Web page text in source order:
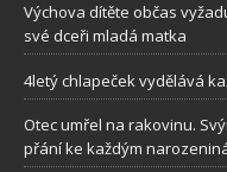
Výchova dítěte občas
své dceři mladá matka
4letý chlapeček vydělává
Otec umřel na rakovinu.
přání ke každým